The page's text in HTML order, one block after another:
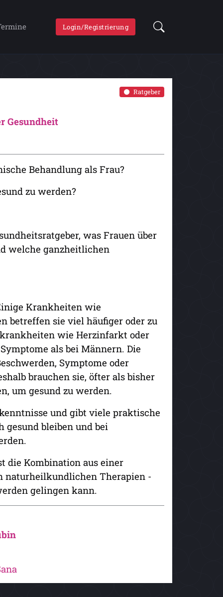
Login/Registrierung
Ratgeber
Gesundheit
Behandlung als Frau?
zu werden?
was Frauen über
welche ganzheitlichen
Krankheiten wie
betreffen sie viel häufiger oder zu
wie Herzinfarkt oder
als bei Männern. Die
Symptome oder
brauchen sie, öfter als bisher
um gesund zu werden.
und gibt viele praktische
bleiben und bei
die Kombination aus einer
naturheilkundlichen Therapien -
gelingen kann.